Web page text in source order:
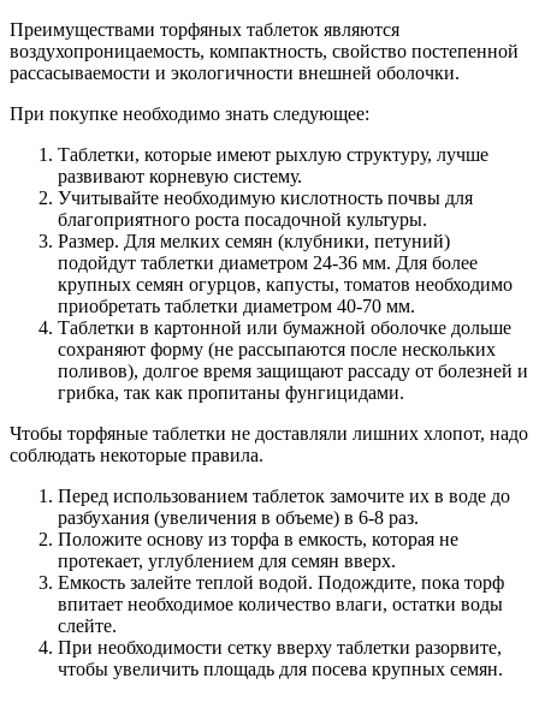
Преимуществами торфяных таблеток являются
воздухопроницаемость, компактность, свойство постепенной
рассасываемости и экологичности внешней оболочки.
При покупке необходимо знать следующее:
Таблетки, которые имеют рыхлую структуру, лучше
развивают корневую систему.
Учитывайте необходимую кислотность почвы для
благоприятного роста посадочной культуры.
Размер. Для мелких семян (клубники, петуний)
подойдут таблетки диаметром 24-36 мм. Для более
крупных семян огурцов, капусты, томатов необходимо
приобретать таблетки диаметром 40-70 мм.
Таблетки в картонной или бумажной оболочке дольше
сохраняют форму (не рассыпаются после нескольких
поливов), долгое время защищают рассаду от болезней и
грибка, так как пропитаны фунгицидами.
Чтобы торфяные таблетки не доставляли лишних хлопот, надо
соблюдать некоторые правила.
Перед использованием таблеток замочите их в воде до
разбухания (увеличения в объеме) в 6-8 раз.
Положите основу из торфа в емкость, которая не
протекает, углублением для семян вверх.
Емкость залейте теплой водой. Подождите, пока торф
впитает необходимое количество влаги, остатки воды
слейте.
При необходимости сетку вверху таблетки разорвите,
чтобы увеличить площадь для посева крупных семян.